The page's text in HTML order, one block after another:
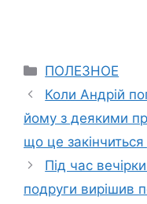
Categories
ПОЛЕЗНОЕ
Коли Андрій
йому з деякими
що це
Під час
подруги вирішив